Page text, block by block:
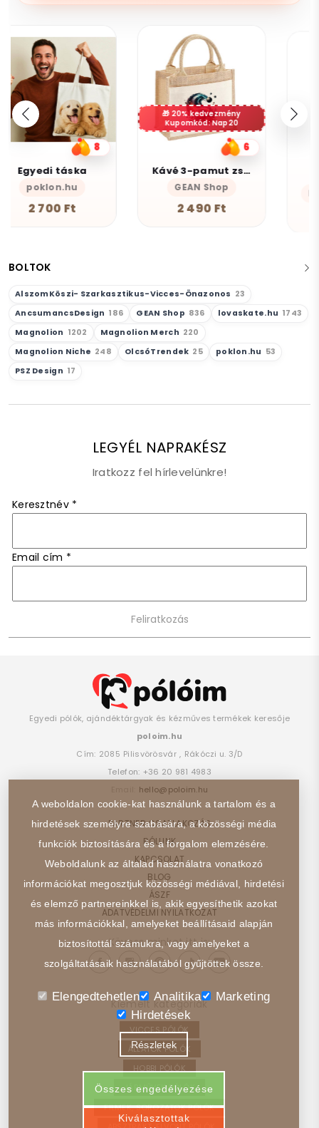
BOLTOK
AlszomKöszi- Szarkasztikus-Vicces-Önazonos 23
AncsumancsDesign 186 GEAN Shop 836 lovaskate.hu 1743
Magnolion 1202 Magnolion Merch 220
Magnolion Niche 248 OlcsóTrendek 25 poklon.hu 53
PSZ Design 17
20% kedvezmény
Kupomkód: Nap20
GEAN Shop
2 490 Ft
Munka
Magnolion Niche
4 190 Ft
LEGYÉL NAPRAKÉSZ
Iratkozz fel hírlevelünkre!
Keresztnév *
Email cím *
Egyedi pólók, ajándéktárgyak és kézműves termékek keresője
poloim.hu
Cím: 2085 Pilisvörösvár , Rákóczi u. 3/D
Telefon: +36 20 981 4983
hello@poloim.hu
PARTNER CSATLAKOZÁS
RÓLUNK
KAPCSOLAT
BLOG
ÁSZF
ADATVÉDELMI NYILATKOZAT
Kövess minket itt is:
Kiemelt kategóriák
VICCES PÓLÓK
ÁLLATOK PÓLÓK
HOBBI PÓLÓK
JÁRMŰVEK PÓLÓK
FILMEK, SOROZATOK PÓLÓK
A weboldalon cookie-kat használunk a tartalom és a
hirdetések személyre szabására, a közösségi média
funkciók biztosítására és a forgalom elemzésére.
Weboldalunk az általad használatra vonatkozó
információkat megosztjuk közösségi médiával, hirdetési
és elemző partnereinkkel is, akik egyesíthetik azokat
más információkkal, amelyeket beállításaid alapján
biztosítottál számukra, vagy amelyeket a
szolgáltatásaik használatából gyűjtöttek össze.
Elengedtehetlen Analitika
Marketing
Hirdetések
Részletek
Összes engedélyezése
Kiválasztottak